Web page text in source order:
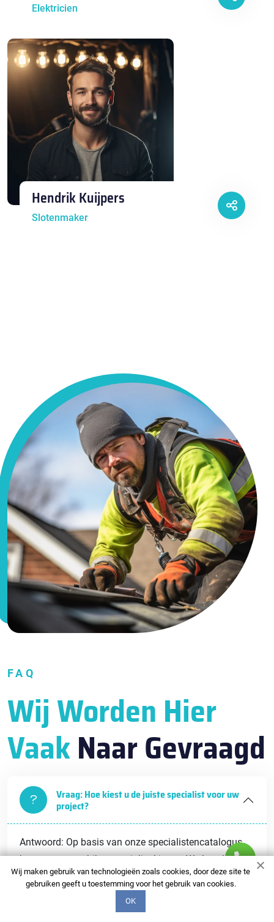
Elektricien
Hendrik Kuijpers
Slotenmaker
FAQ
Wij Worden Hier
VaakNaar Gevraagd
Vraag: Hoe kiest u de juiste specialist voor uw
project?
Antwoord: Op basis van onze specialistencatalogus
kunt u een geschikte specialist kiezen. We beschikken
over gedetailleerde portfolio's, klantbeoordelingen en
beschrijvingen van de vaardigheden van elke
specialist, zodat u een weloverwogen beslissing kunt
Wij maken gebruik van technologieën zoals cookies, door deze site te
gebruiken geeft u toestemming voor het gebruik van cookies.
OK